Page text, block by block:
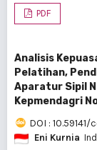
PDF
Analisis
Pelatihan,
Aparatur Sipil
Kepmendagri
DOI :
Eni Kurnia